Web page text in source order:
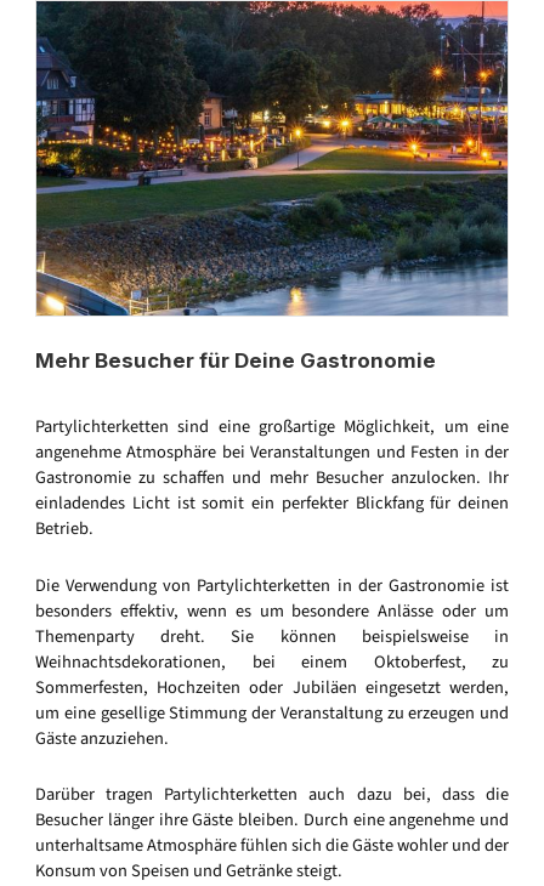
Mehr Besucher für Deine Gastronomie
Partylichterketten sind eine großartige Möglichkeit, um eine
angenehme Atmosphäre bei Veranstaltungen und Festen in der
Gastronomie zu schaffen und mehr Besucher anzulocken. Ihr
einladendes Licht ist somit ein perfekter Blickfang für deinen
Betrieb.
Die Verwendung von Partylichterketten in der Gastronomie ist
besonders effektiv, wenn es um besondere Anlässe oder um
Themenparty dreht. Sie können beispielsweise in
Weihnachtsdekorationen, bei einem Oktoberfest, zu
Sommerfesten, Hochzeiten oder Jubiläen eingesetzt werden,
um eine gesellige Stimmung der Veranstaltung zu erzeugen und
Gäste anzuziehen.
Darüber tragen Partylichterketten auch dazu bei, dass die
Besucher länger ihre Gäste bleiben. Durch eine angenehme und
unterhaltsame Atmosphäre fühlen sich die Gäste wohler und der
Konsum von Speisen und Getränke steigt.